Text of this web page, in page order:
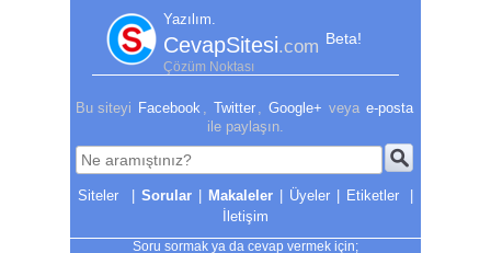
Yazılım.
CevapSitesi.com Beta!
Çözüm Noktası
Bu siteyi Facebook Twitter Google+ veya e-posta
ile paylaşın.
| Sorular | Makaleler | Üyeler | Etiketler
|
İletişim
Soru sormak ya da cevap vermek için;